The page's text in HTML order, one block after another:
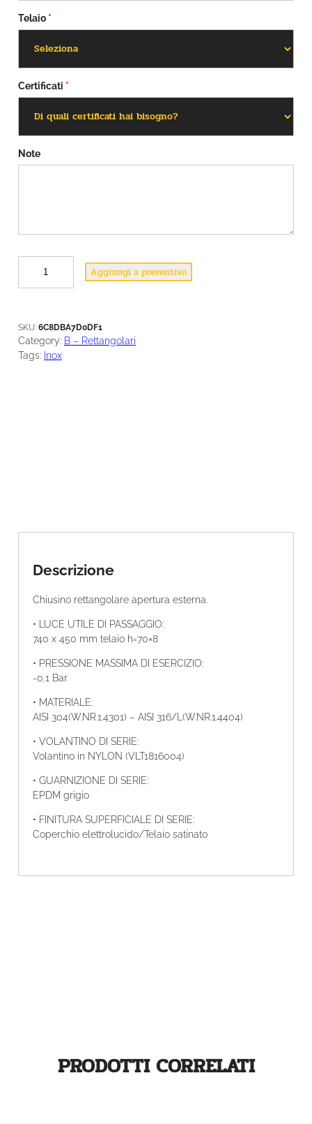
Telaio *
Certificati *
Note
3
a
n
Aggiungi a preventivo
SKU: 6C8DBA7D0DF1
Category: B – Rettangolari
Tags: Inox
Descrizione
Chiusino rettangolare apertura esterna.
• LUCE UTILE DI PASSAGGIO:
740 x 450 mm telaio h=70×8
• PRESSIONE MASSIMA DI ESERCIZIO:
-0,1 Bar
• MATERIALE:
AISI 304(W.NR.1.4301) – AISI 316/L(W.NR.1.4404)
• VOLANTINO DI SERIE:
Volantino in NYLON (VLT1816004)
• GUARNIZIONE DI SERIE:
EPDM grigio
• FINITURA SUPERFICIALE DI SERIE:
Coperchio elettrolucido/Telaio satinato
PRODOTTI CORRELATI